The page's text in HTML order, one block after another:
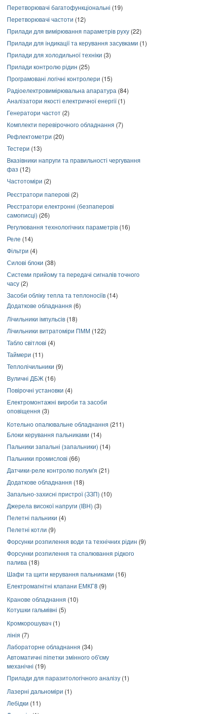
Перетворювачі багатофункціональні (19)
Перетворювачі частоти (12)
Прилади для вимірювання параметрів руху (22)
Прилади для індикації та керування засувками (1)
Прилади для холодильної техніки (3)
Прилади контролю рідин (25)
Програмовані логічні контролери (15)
Радіоелектровимірювальна апаратура (84)
Аналізатори якості електричної енергії(1)
Генератори частот (2)
Комплекти перевірочного обладнання (7)
Рефлектометри (20)
Тестери (13)
Вказівники напруги та правильності чергування
фаз (12)
Частотоміри (2)
Реєстратори паперові (2)
Реєстратори електронні (безпаперові
самописці) (26)
Регулювання технологічних параметрів (16)
Реле (14)
Фільтри (4)
Силові блоки (38)
Системи прийому та передачі сигналів точного
часу (2)
Засоби обліку тепла та теплоносіїв (14)
Додаткове обладнання (6)
Лічильники імпульсів (18)
Лічильники витратоміри ПММ (122)
Табло світлові (4)
Таймери (11)
Теплолічильники (9)
Вуличні ДБЖ (16)
Повірочні установки (4)
Електромонтажні вироби та засоби
оповіщення (3)
Котельно опалювальне обладнання (211)
Блоки керування пальниками (14)
Пальники запальні (запальники) (14)
Пальники промислові (66)
Датчики-реле контролю полум'я (21)
Додаткове обладнання (18)
Запально-захисні пристрої (ЗЗП) (10)
Джерела високої напруги (ІВН) (3)
Пелетні пальники (4)
Пелетні котли (9)
Форсунки розпилення води та технічних рідин (9)
Форсунки розпилення та спалювання рідкого
палива (18)
Шафи та щити керування пальниками (16)
Електромагнітні клапани ЕМКГ8 (9)
Кранове обладнання (10)
Котушки гальмівні (5)
Кромкорошувач (1)
лінія (7)
Лабораторне обладнання (34)
Автоматичні піпетки змінного об'єму
механічні (19)
Прилади для паразитологічного аналізу (1)
Лазерні дальноміри (1)
Лебідки (11)